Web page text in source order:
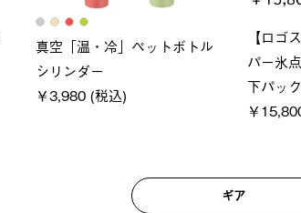
ポケモン Tシャツ
￥5,700 (税込)
グラン
ース・
￥
ギア